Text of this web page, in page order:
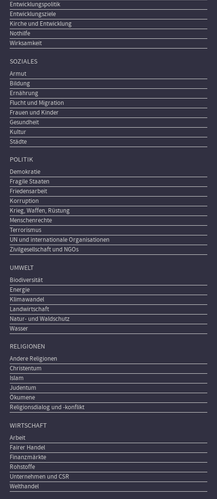
Entwicklungspolitik
Entwicklungsziele
Kirche und Entwicklung
Nothilfe
Wirksamkeit
SOZIALES
Armut
Bildung
Ernährung
Flucht und Migration
Frauen und Kinder
Gesundheit
Kultur
Städte
POLITIK
Demokratie
Fragile Staaten
Friedensarbeit
Korruption
Krieg, Waffen, Rüstung
Menschenrechte
Terrorismus
UN und internationale Organisationen
Zivilgesellschaft und NGOs
UMWELT
Biodiversität
Energie
Klimawandel
Landwirtschaft
Natur- und Waldschutz
Wasser
RELIGIONEN
Andere Religionen
Christentum
Islam
Judentum
Ökumene
Religionsdialog und -konflikt
WIRTSCHAFT
Arbeit
Fairer Handel
Finanzmärkte
Rohstoffe
Unternehmen und CSR
Welthandel